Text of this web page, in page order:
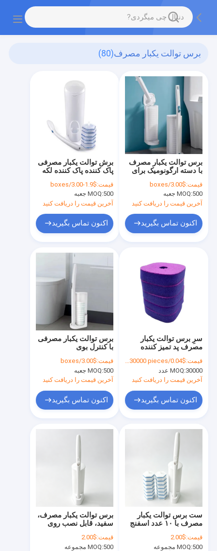
برس توالت یکبار مصرف(80)
برش توالت یکبار مصرفی
پاک کننده پاک کننده لکه
قیمت:$1.9-3.00/boxes
MOQ:500 جعبه
آخرین قیمت را دریافت کنید
اکنون تماس بگیرید
برس توالت یکبار مصرف
با دسته ارگونومیک برای
قیمت:$3.00/boxes
MOQ:500 جعبه
آخرین قیمت را دریافت کنید
اکنون تماس بگیرید
برس توالت یکبار مصرفی
با کنترل بوی
قیمت:$3.00/boxes
MOQ:500 جعبه
آخرین قیمت را دریافت کنید
اکنون تماس بگیرید
سرِ برس توالت یکبار
مصرف پد تمیز کننده
قیمت:$0.04/pieces >=30000 pieces
MOQ:30000 عدد
آخرین قیمت را دریافت کنید
اکنون تماس بگیرید
برس توالت یکبار مصرف،
سفید، قابل نصب روی
کننده اصلی
قیمت:$2.00
MOQ:500 مجموعه
ست برس توالت یکبار
مصرف با ۱۰ عدد اسفنج
بالا
قیمت:$2.00
MOQ:500 مجموعه